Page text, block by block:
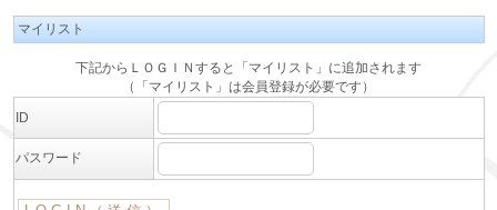
マイリスト
下記からＬＯＧＩＮすると「マイリスト」に追加されます
（「マイリスト」は会員登録が必要です）
ID
パスワード